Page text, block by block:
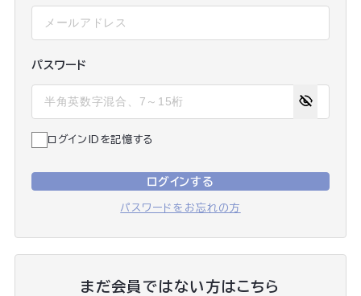
パスワード
ログインIDを記憶する
ログインする
パスワードをお忘れの方
まだ会員ではない方はこちら